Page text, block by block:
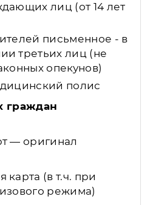
лиц (от 14 лет
письменное - в
третьих лиц (не
опекунов)
полис
граждан
— оригинал
карта (в т.ч. при
режима)